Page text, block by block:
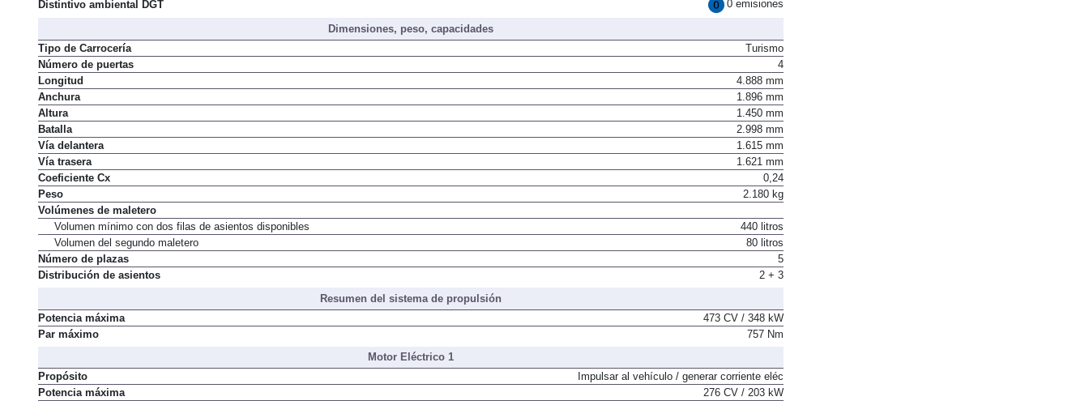
Distintivo ambiental DGT
0 emisiones
Dimensiones, peso, capacidades
Tipo de Carrocería
Turismo
Número de puertas
4
Longitud
4.888 mm
Anchura
1.896 mm
Altura
1.450 mm
Batalla
2.998 mm
Vía delantera
1.615 mm
Vía trasera
1.621 mm
Coeficiente Cx
0,24
Peso
2.180 kg
Volúmenes de maletero
Volumen mínimo con dos filas de asientos disponibles
440 litros
Volumen del segundo maletero
80 litros
Número de plazas
5
Distribución de asientos
2 + 3
Resumen del sistema de propulsión
Potencia máxima
473 CV / 348 kW
Par máximo
757 Nm
Motor Eléctrico 1
Propósito
Impulsar al vehículo / generar corriente eléc
Potencia máxima
276 CV / 203 kW